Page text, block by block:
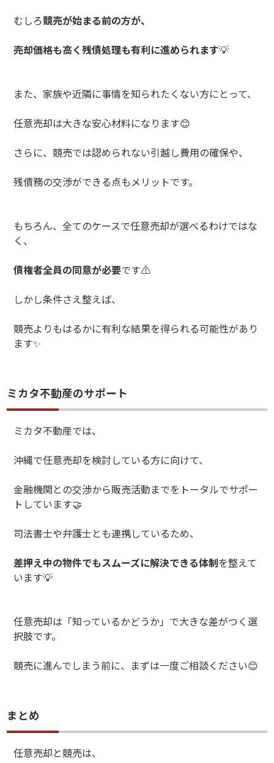
むしろ競売が始まる前の方が、
売却価格も高く残債処理も有利に進められます💡
また、家族や近隣に事情を知られたくない方にとって、
任意売却は大きな安心材料になります😊
さらに、競売では認められない引越し費用の確保や、
残債務の交渉ができる点もメリットです。
もちろん、全てのケースで任意売却が選べるわけではな
く、
債権者全員の同意が必要です⚠️
しかし条件さえ整えば、
競売よりもはるかに有利な結果を得られる可能性があり
ます✨
ミカタ不動産のサポート
ミカタ不動産では、
沖縄で任意売却を検討している方に向けて、
金融機関との交渉から販売活動までをトータルでサポー
トしています🤝
司法書士や弁護士とも連携しているため、
差押え中の物件でもスムーズに解決できる体制を整えて
います💡
任意売却は「知っているかどうか」で大きな差がつく選
択肢です。
競売に進んでしまう前に、まずは一度ご相談ください😊
まとめ
任意売却と競売は、